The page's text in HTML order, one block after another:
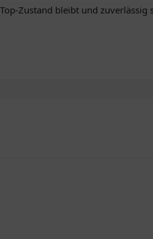
Zustand bleibt und zuverlässig